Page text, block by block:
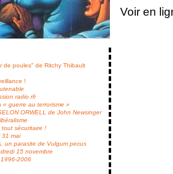
de poules" de Ritchy Thibault
!
radio rfi
« guerre au terrorisme »
ORWELL de John Newsinger
sécuritaire !
31 mai
un parasite de Vulgum pecus
15 novembre
2006
Voir en